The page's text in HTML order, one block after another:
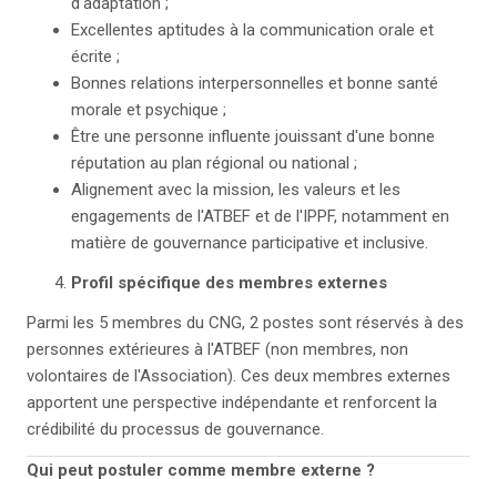
Excellentes aptitudes à la communication orale et
écrite ;
Bonnes relations interpersonnelles et bonne santé
morale et psychique ;
Être une personne influente jouissant d'une bonne
réputation au plan régional ou national ;
Alignement avec la mission, les valeurs et les
engagements de l'ATBEF et de l'IPPF, notamment en
matière de gouvernance participative et inclusive.
Profil spécifique des membres externes
Parmi les 5 membres du CNG, 2 postes sont réservés à des
personnes extérieures à l'ATBEF (non membres, non
volontaires de l'Association). Ces deux membres externes
apportent une perspective indépendante et renforcent la
crédibilité du processus de gouvernance.
Qui peut postuler comme membre externe ?